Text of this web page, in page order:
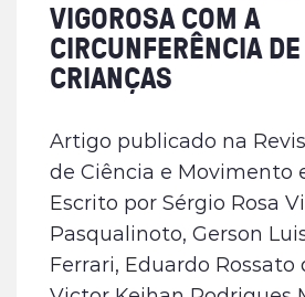
VIGOROSA COM A
CIRCUNFERÊNCIA
CRIANÇAS
Artigo publicado na
de Ciência e Movimento
Escrito por Sérgio Rosa
Pasqualinoto, Gerson
Ferrari, Eduardo Rossato